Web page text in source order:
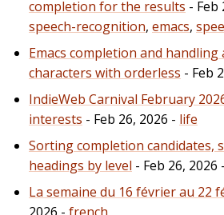
completion for the results - Feb
speech-recognition, emacs,
Emacs completion and handling
characters with orderless - Feb
IndieWeb Carnival February
interests - Feb 26, 2026 - life
Sorting completion candidates,
headings by level - Feb 26, 2026 -
La semaine du 16 février au 22